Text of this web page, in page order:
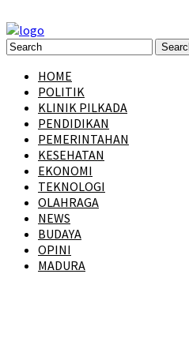
HOME
POLITIK
KLINIK PILKADA
PENDIDIKAN
PEMERINTAHAN
KESEHATAN
EKONOMI
TEKNOLOGI
OLAHRAGA
NEWS
BUDAYA
OPINI
MADURA